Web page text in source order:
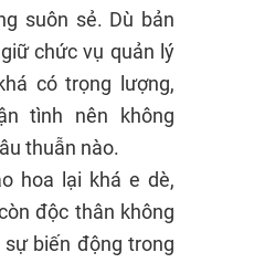
suôn sẻ. Dù bản
chức vụ quản lý
có trọng lượng,
tình nên không
thuẫn nào.
hoa lại khá e dè,
độc thân không
biến động trong